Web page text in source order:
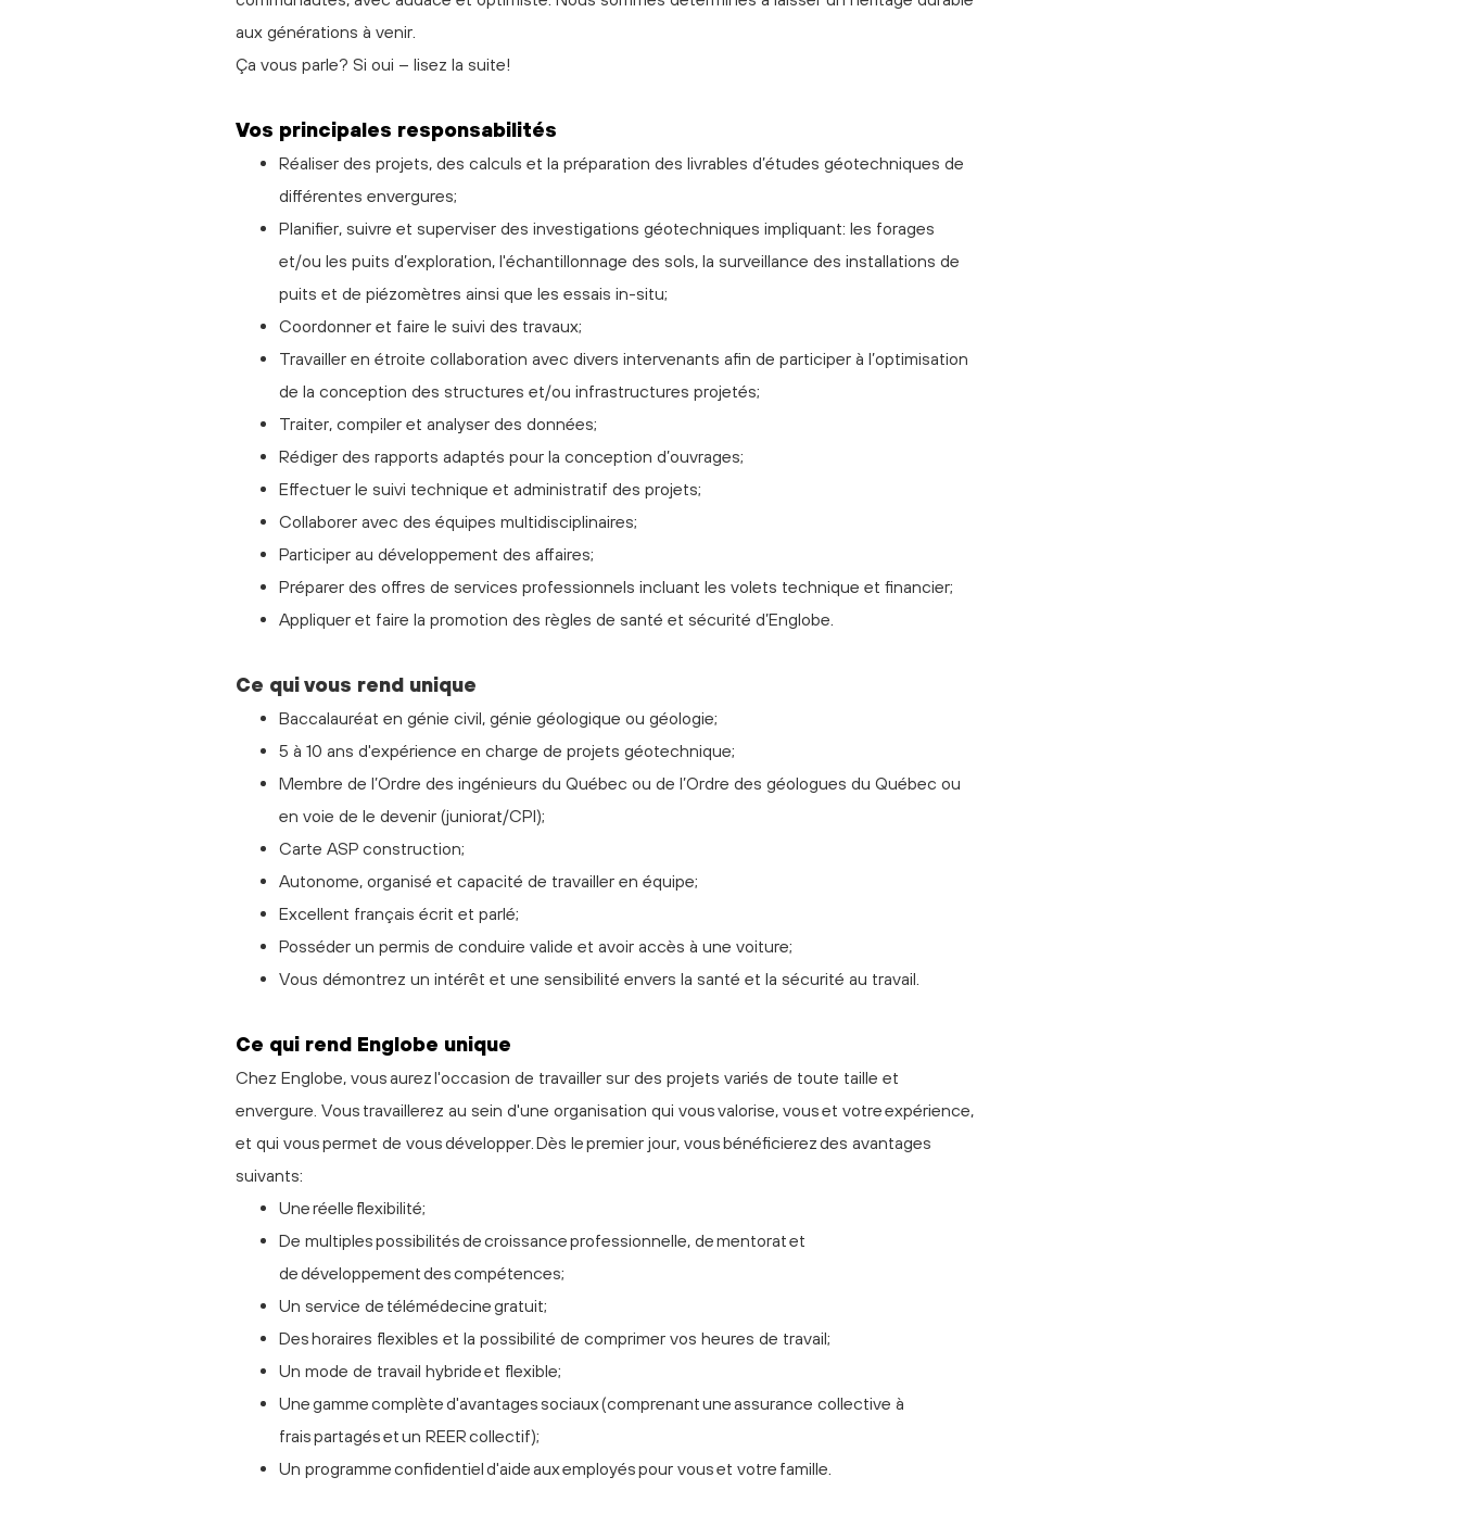
aux générations à venir.
Ça vous parle? Si oui – lisez la suite!
Vos principales responsabilités
Réaliser des projets, des calculs et la préparation des livrables d’études géotechniques de
différentes envergures;
Planifier, suivre et superviser des investigations géotechniques impliquant: les forages
et/ou les puits d’exploration, l'échantillonnage des sols, la surveillance des installations de
puits et de piézomètres ainsi que les essais in-situ;
Coordonner et faire le suivi des travaux;
Travailler en étroite collaboration avec divers intervenants afin de participer à l’optimisation
de la conception des structures et/ou infrastructures projetés;
Traiter, compiler et analyser des données;
Rédiger des rapports adaptés pour la conception d’ouvrages;
Effectuer le suivi technique et administratif des projets;
Collaborer avec des équipes multidisciplinaires;
Participer au développement des affaires;
Préparer des offres de services professionnels incluant les volets technique et financier;
Appliquer et faire la promotion des règles de santé et sécurité d’Englobe.
Ce qui vous rend unique
Baccalauréat en génie civil, génie géologique ou géologie;
5 à 10 ans d'expérience en charge de projets géotechnique;
Membre de l’Ordre des ingénieurs du Québec ou de l’Ordre des géologues du Québec ou
en voie de le devenir (juniorat/CPI);
Carte ASP construction;
Autonome, organisé et capacité de travailler en équipe;
Excellent français écrit et parlé;
Posséder un permis de conduire valide et avoir accès à une voiture;
Vous démontrez un intérêt et une sensibilité envers la santé et la sécurité au travail.
Ce qui rend Englobe unique
Chez Englobe, vous aurez l'occasion de travailler sur des projets variés de toute taille et
envergure. Vous travaillerez au sein d'une organisation qui vous valorise, vous et votre expérience,
et qui vous permet de vous développer. Dès le premier jour, vous bénéficierez des avantages
suivants:
Une réelle flexibilité;
De multiples possibilités de croissance professionnelle, de mentorat et
de développement des compétences;
Un service de télémédecine gratuit;
Des horaires flexibles et la possibilité de comprimer vos heures de travail;
Un mode de travail hybride et flexible;
Une gamme complète d'avantages sociaux (comprenant une assurance collective à
frais partagés et un REER collectif);
Un programme confidentiel d'aide aux employés pour vous et votre famille.